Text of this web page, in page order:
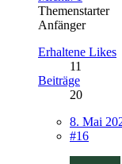
Themenstarter
Anfänger
Erhaltene Likes
11
Beiträge
20
8. Mai
#16